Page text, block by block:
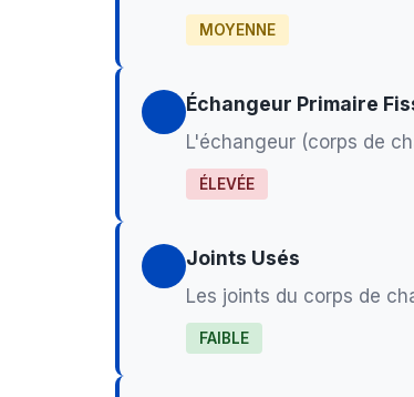
MOYENNE
Échangeur Primaire
L'échangeur (corps de
ÉLEVÉE
Joints Usés
Les joints du corps de
FAIBLE